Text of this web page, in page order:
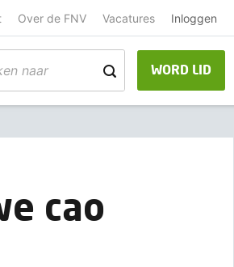
Over de FNV Vacatures Inloggen
WORD LID
cao